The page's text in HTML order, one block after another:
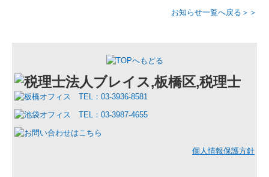
お知らせ一覧へ戻る＞＞
個人情報保護方針